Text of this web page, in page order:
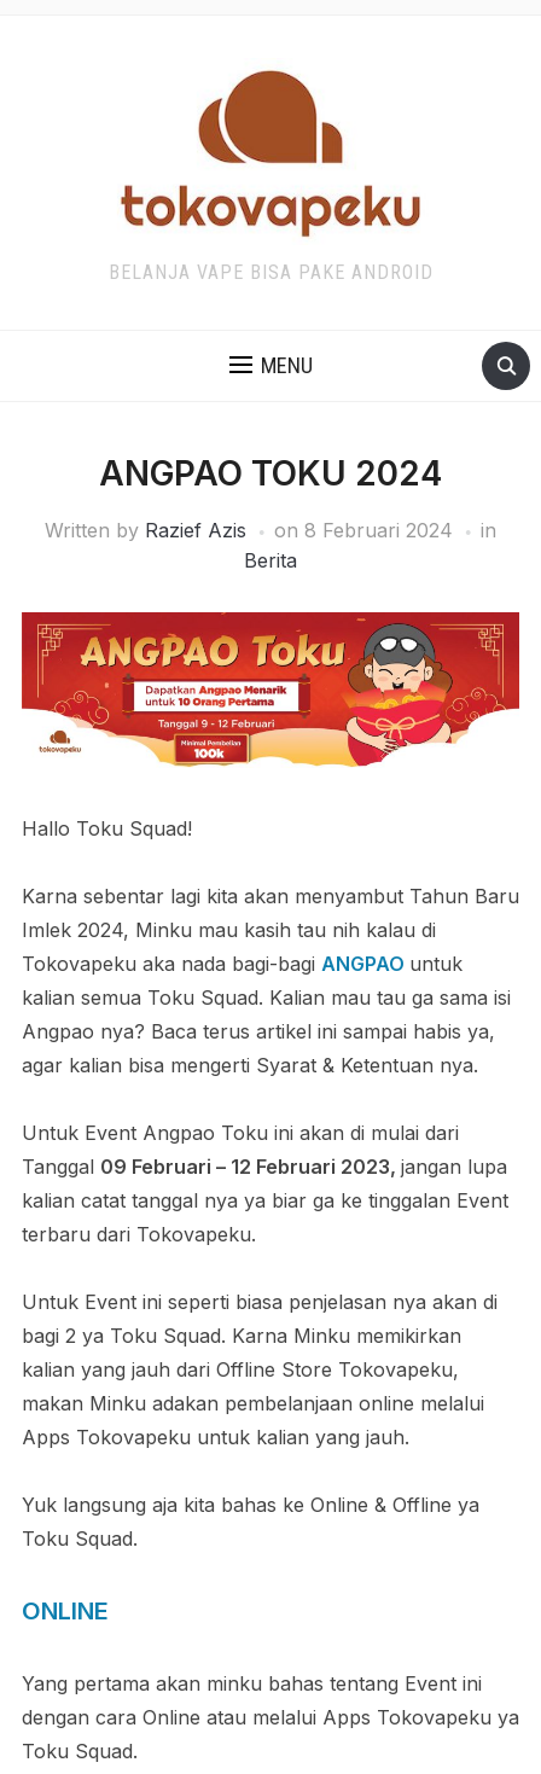
BELANJA VAPE BISA PAKE ANDROID
MENU
ANGPAO TOKU 2024
Written by Razief Azis on 8 Februari 2024
in
Berita
Hallo Toku Squad!
Karna sebentar lagi kita akan menyambut Tahun Baru
Imlek 2024, Minku mau kasih tau nih kalau di
Tokovapeku aka nada bagi-bagi ANGPAO untuk
kalian semua Toku Squad. Kalian mau tau ga sama isi
Angpao nya? Baca terus artikel ini sampai habis ya,
agar kalian bisa mengerti Syarat & Ketentuan nya.
Untuk Event Angpao Toku ini akan di mulai dari
Tanggal 09 Februari – 12 Februari 2023, jangan lupa
kalian catat tanggal nya ya biar ga ke tinggalan Event
terbaru dari Tokovapeku.
Untuk Event ini seperti biasa penjelasan nya akan di
bagi 2 ya Toku Squad. Karna Minku memikirkan
kalian yang jauh dari Offline Store Tokovapeku,
makan Minku adakan pembelanjaan online melalui
Apps Tokovapeku untuk kalian yang jauh.
Yuk langsung aja kita bahas ke Online & Offline ya
Toku Squad.
ONLINE
Yang pertama akan minku bahas tentang Event ini
dengan cara Online atau melalui Apps Tokovapeku ya
Toku Squad.